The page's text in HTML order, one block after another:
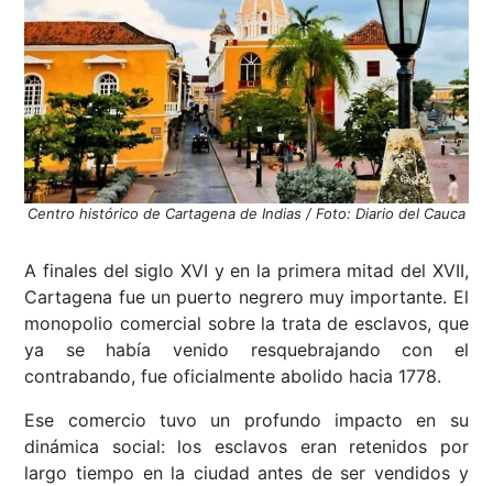
Centro histórico de Cartagena de Indias / Foto: Diario del Cauca
A finales del siglo XVI y en la primera mitad del XVII,
Cartagena fue un puerto negrero muy importante. El
monopolio comercial sobre la trata de esclavos, que
ya se había venido resquebrajando con el
contrabando, fue oficialmente abolido hacia 1778.
Ese comercio tuvo un profundo impacto en su
dinámica social: los esclavos eran retenidos por
largo tiempo en la ciudad antes de ser vendidos y